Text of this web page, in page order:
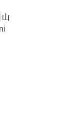
山